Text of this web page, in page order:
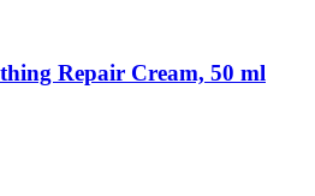
Repair Cream, 50 ml